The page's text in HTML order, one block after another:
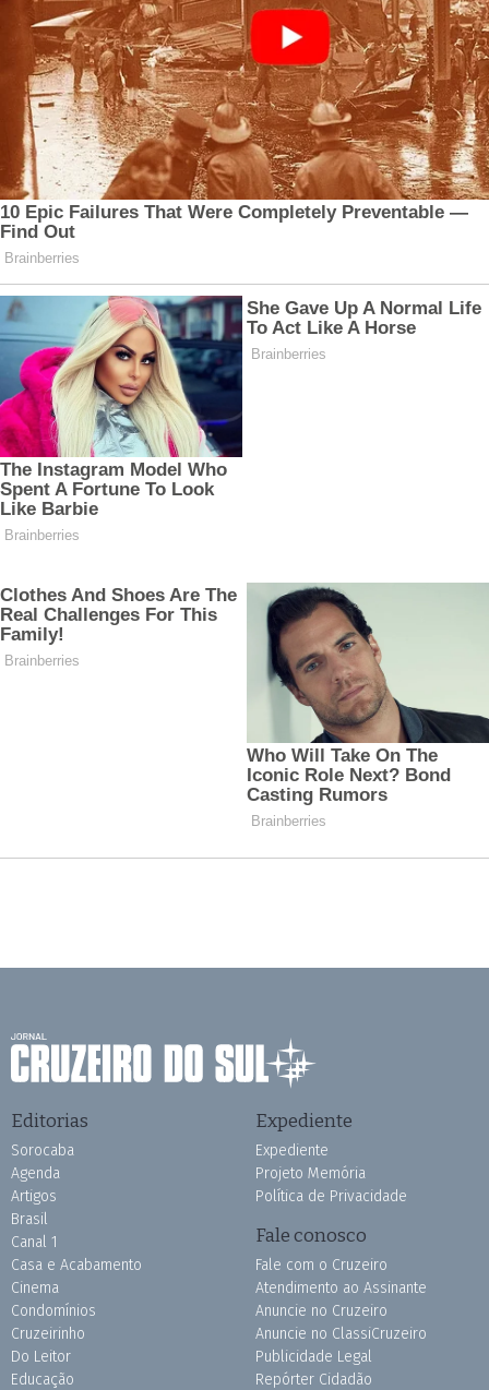
Editorias
Sorocaba
Agenda
Artigos
Brasil
Canal 1
Casa e Acabamento
Cinema
Condomínios
Cruzeirinho
Do Leitor
Educação
Expediente
Expediente
Projeto Memória
Política de Privacidade
Fale conosco
Fale com o Cruzeiro
Atendimento ao Assinante
Anuncie no Cruzeiro
Anuncie no ClassiCruzeiro
Publicidade Legal
Repórter Cidadão